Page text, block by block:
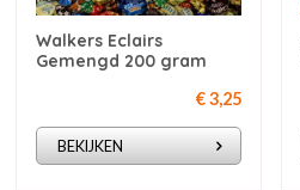
Walkers Eclairs
Gemengd 200 gram
€ 3,25
BEKIJKEN